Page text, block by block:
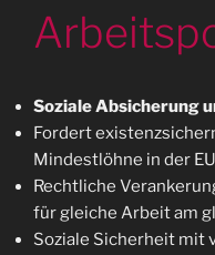
Soziale Absicherung
Fordert
Mindestlöhne in der EU
Rechtliche
für gleiche Arbeit am
Soziale Sicherheit mit